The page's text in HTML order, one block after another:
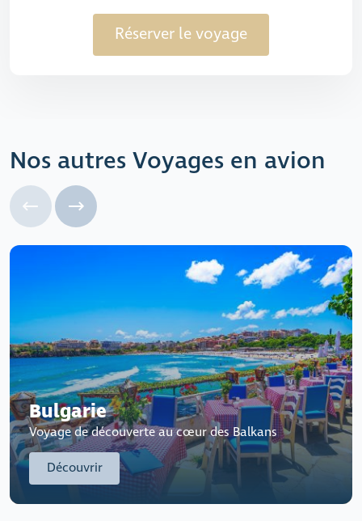
Réserver le voyage
Nos autres Voyages en avion
Bulgarie
Voyage de découverte au cœur des Balkans
Découvrir